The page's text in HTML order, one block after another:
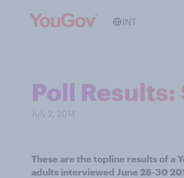
INT
Poll
July 2, 2014
These are the topline results of a
adults interviewed June 28-30